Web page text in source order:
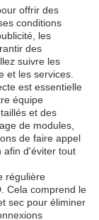
offrir des
conditions
les
des
suivre les
et les services.
est essentielle
équipe
et des
de modules,
de faire appel
afin d'éviter tout
régulière
Cela comprend le
sec pour éliminer